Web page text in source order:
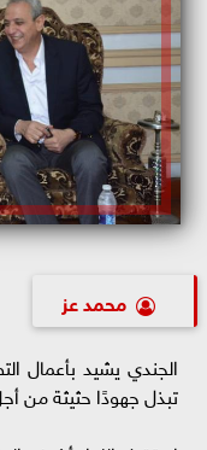
محمد عز
الجندي يشيد بأعمال
تبذل جهودًا حثيثة من